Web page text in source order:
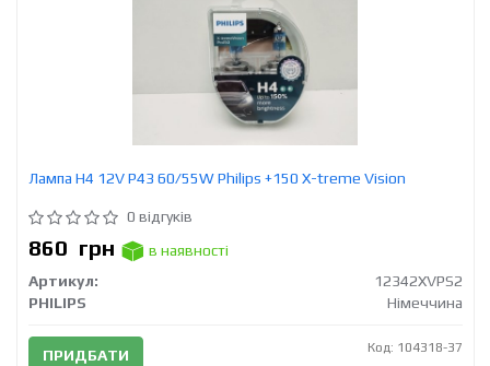
Лампа H4 12V Р43 60/55W Philips +150 X-treme Vision
0 відгуків
860 грн
в наявності
Артикул:
12342XVPS2
PHILIPS
Німеччина
ПРИДБАТИ Код: 104318-37